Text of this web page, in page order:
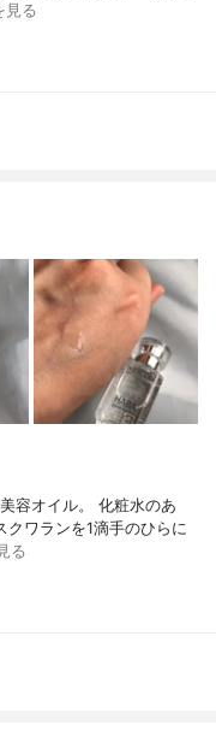
見る
容オイル。 化粧水のあ
クワランを1滴手のひらに
る